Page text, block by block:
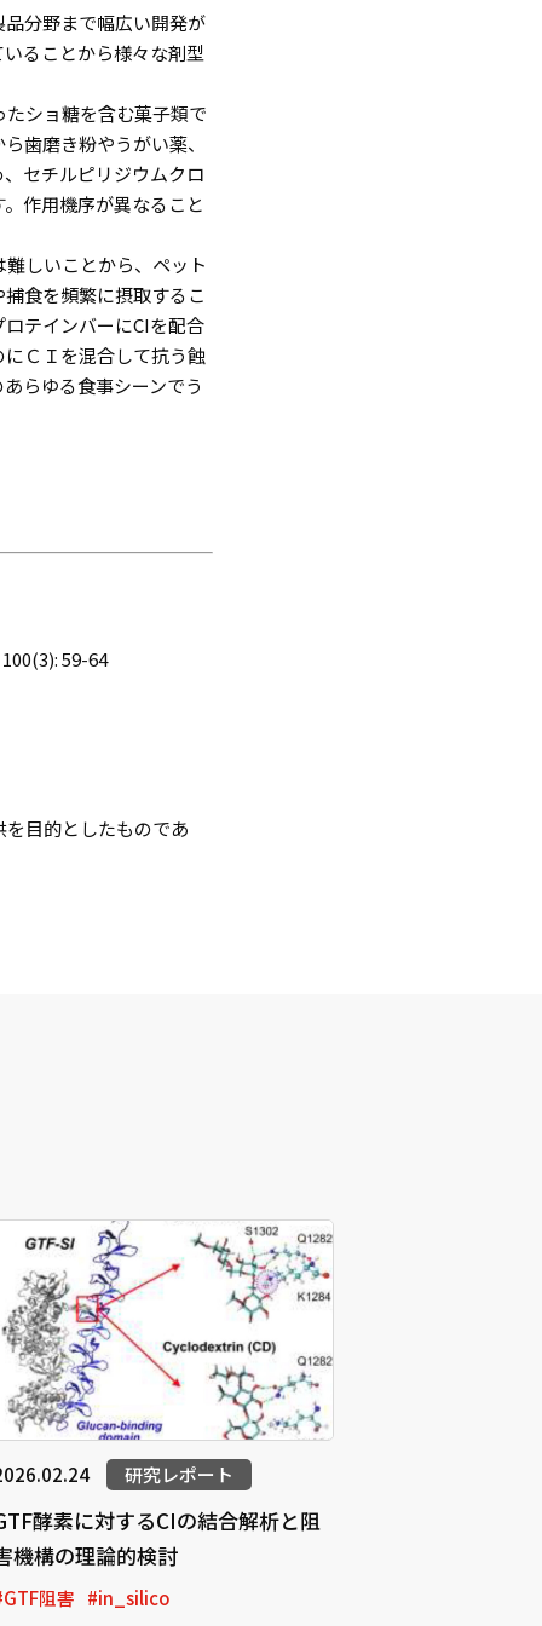
分野まで幅広い開発が
ることから様々な剤型
ショ糖を含む菓子類で
歯磨き粉やうがい薬、
セチルピリジウムクロ
作用機序が異なること
しいことから、ペット
食を頻繁に摂取するこ
テインバーにCIを配合
ＣＩを混合して抗う蝕
らゆる食事シーンでう
100(3): 59-64
目的としたものであ
研究レポート
酵素に対するCIの結合解析と阻
機構の理論的検討
阻害 #in_silico